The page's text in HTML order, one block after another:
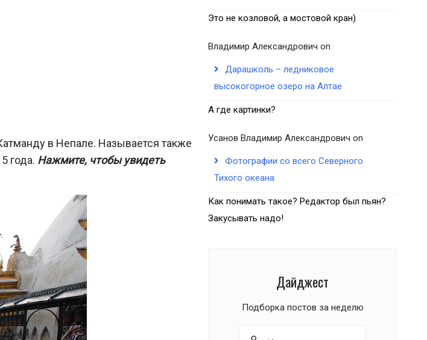
Это не козловой, а мостовой кран)
Владимир Александрович on
Дарашколь – ледниковое
высокогорное озеро на Алтае
А где картинки?
Усанов Владимир Александрович on
Фотографии со всего Северного
Тихого океана
Как понимать такое? Редактор был пьян?
Закусывать надо!
Дайджест
Подборка постов за неделю
в Непале. Называется также
года. Нажмите, чтобы увидеть